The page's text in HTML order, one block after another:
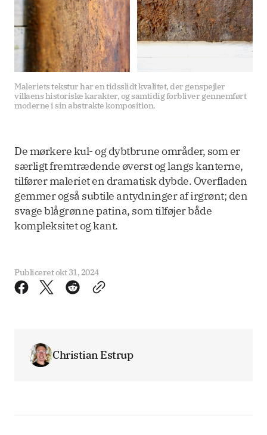
Maleriets tekstur har en tidsslidt kvalitet, der genspejler
villaens historiske karakter, og samtidig forbliver gennemført
moderne i sin abstrakte komposition.
De mørkere kul- og dybtbrune områder, som er
særligt fremtrædende øverst og langs kanterne,
tilfører maleriet en dramatisk dybde. Overfladen
gemmer også subtile antydninger af irgrønt; den
svage blågrønne patina, som tilføjer både
kompleksitet og kant.
Publiceretokt 31, 2024
Christian Estrup